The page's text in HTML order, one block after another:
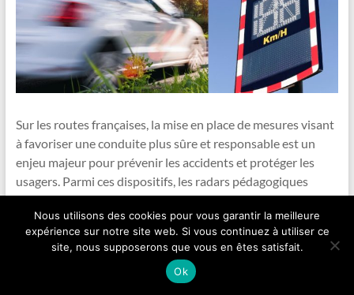
Sur les routes françaises, la mise en place de mesures visant
à favoriser une conduite plus sûre et responsable est un
enjeu majeur pour prévenir les accidents et protéger les
usagers. Parmi ces dispositifs, les radars pédagogiques
occupent une place
Les avantages du contrôle
Nous utilisons des cookies pour vous garantir la meilleure
expérience sur notre site web. Si vous continuez à utiliser ce
site, nous supposerons que vous en êtes satisfait.
Ok